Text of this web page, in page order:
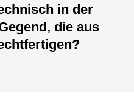
in der
die aus